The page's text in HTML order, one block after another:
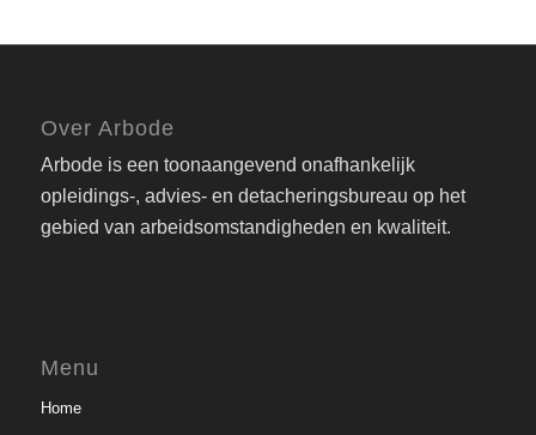
Over Arbode
Arbode is een toonaangevend onafhankelijk
opleidings-, advies- en detacheringsbureau op het
gebied van arbeidsomstandigheden en kwaliteit.
Menu
Home